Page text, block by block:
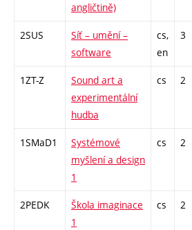
angličtině)
2SUS
Síť – umění –
software
cs,
en
3
1ZT-Z
Sound art a
experimentální
hudba
cs 2
1SMaD1
Systémové
myšlení a design
1
cs 2
2PEDK
Škola imaginace
1
cs 2